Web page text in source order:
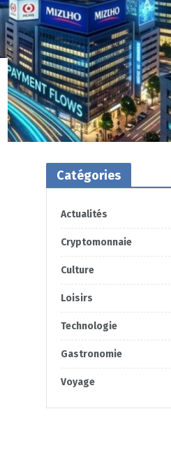
Catégories
Actualités
Cryptomonnaie
Culture
Loisirs
Technologie
Gastronomie
Voyage